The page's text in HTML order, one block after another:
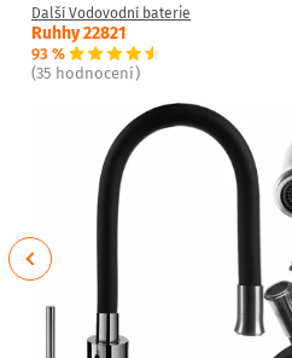
Další Vodovodní baterie
Ruhhy 22821
93 %
(35 hodnocení)
Previous